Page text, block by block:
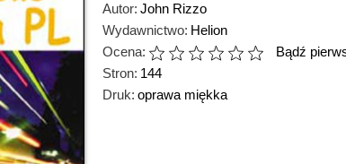
Autor: John Rizzo
Wydawnictwo: Helion
Ocena:
Bądź
Stron: 144
Druk: oprawa miękka